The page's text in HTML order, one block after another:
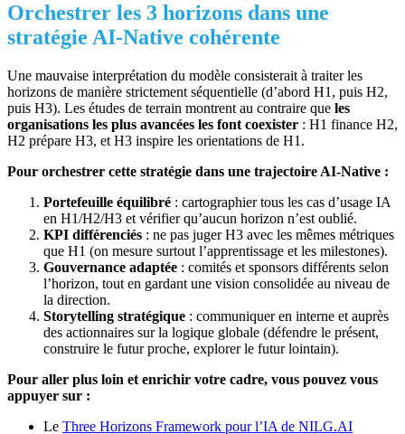
Orchestrer les 3 horizons dans une
stratégie AI‑Native cohérente
Une mauvaise interprétation du modèle consisterait à traiter les
horizons de manière strictement séquentielle (d’abord H1, puis H2,
puis H3). Les études de terrain montrent au contraire que les
organisations les plus avancées les font coexister : H1 finance H2,
H2 prépare H3, et H3 inspire les orientations de H1.
Pour orchestrer cette stratégie dans une trajectoire AI‑Native :
Portefeuille équilibré : cartographier tous les cas d’usage IA
en H1/H2/H3 et vérifier qu’aucun horizon n’est oublié.
KPI différenciés : ne pas juger H3 avec les mêmes métriques
que H1 (on mesure surtout l’apprentissage et les milestones).
Gouvernance adaptée : comités et sponsors différents selon
l’horizon, tout en gardant une vision consolidée au niveau de
la direction.
Storytelling stratégique : communiquer en interne et auprès
des actionnaires sur la logique globale (défendre le présent,
construire le futur proche, explorer le futur lointain).
Pour aller plus loin et enrichir votre cadre, vous pouvez vous
appuyer sur :
Le Three Horizons Framework pour l’IA de NILG.AI